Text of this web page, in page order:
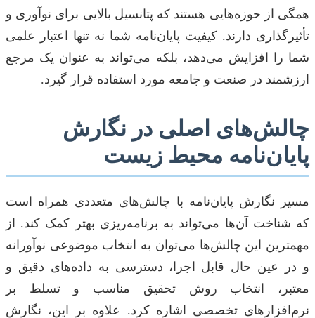
همگی از حوزه‌هایی هستند که پتانسیل بالایی برای نوآوری و
تأثیرگذاری دارند. کیفیت پایان‌نامه شما نه تنها اعتبار علمی
شما را افزایش می‌دهد، بلکه می‌تواند به عنوان یک مرجع
ارزشمند در صنعت و جامعه مورد استفاده قرار گیرد.
چالش‌های اصلی در نگارش
پایان‌نامه محیط زیست
مسیر نگارش پایان‌نامه با چالش‌های متعددی همراه است
که شناخت آن‌ها می‌تواند به برنامه‌ریزی بهتر کمک کند. از
مهمترین این چالش‌ها می‌توان به انتخاب موضوعی نوآورانه
و در عین حال قابل اجرا، دسترسی به داده‌های دقیق و
معتبر، انتخاب روش تحقیق مناسب و تسلط بر
نرم‌افزارهای تخصصی اشاره کرد. علاوه بر این، نگارش